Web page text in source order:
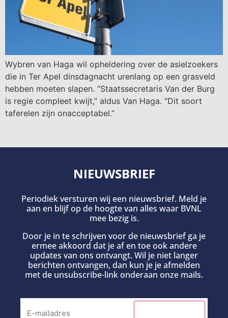
Wybren van Haga wil opheldering over de asielzoekers
die in Ter Apel dinsdagnacht urenlang op een grasveld
hebben moeten slapen. “Staatssecretaris Van der Burg
is regie compleet kwijt,” aldus Van Haga. “Dit soort
taferelen zijn onacceptabel.”
NIEUWSBRIEF
Periodiek versturen wij een nieuwsbrief. Meld je
aan en blijf op de hoogte van alles waar BVNL
mee bezig is.
Door je in te schrijven voor de nieuwsbrief ga je
ermee akkoord dat je af en toe ook andere
updates van ons ontvangt. Wil je niet langer
berichten ontvangen, dan kun je je afmelden
met de unsubscribe-link onderaan onze mails.